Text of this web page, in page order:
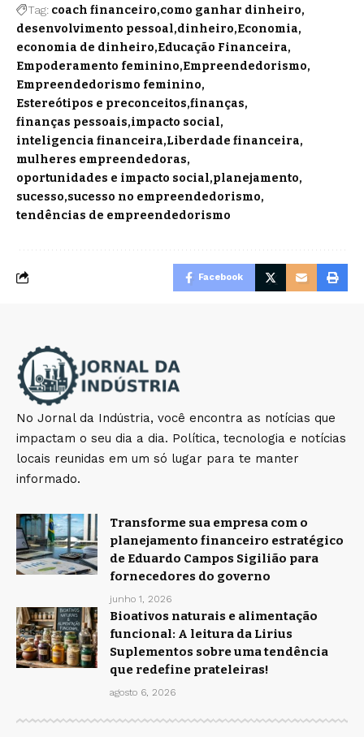
Tag: coach financeiro como ganhar dinheiro
desenvolvimento pessoal dinheiro Economia
economia de dinheiro Educação Financeira
Empoderamento feminino Empreendedorismo
Empreendedorismo feminino
Estereótipos e preconceitos finanças
finanças pessoais impacto social
inteligencia financeira Liberdade financeira
mulheres empreendedoras
oportunidades e impacto social planejamento
sucesso sucesso no empreendedorismo
tendências de empreendedorismo
Facebook
No Jornal da Indústria, você encontra as notícias que
impactam o seu dia a dia. Política, tecnologia e notícias
locais reunidas em um só lugar para te manter
informado.
Transforme sua empresa com o
planejamento financeiro estratégico
de Eduardo Campos Sigilião para
fornecedores do governo
junho 1, 2026
Bioativos naturais e alimentação
funcional: A leitura da Lirius
Suplementos sobre uma tendência
que redefine prateleiras!
agosto 6, 2026